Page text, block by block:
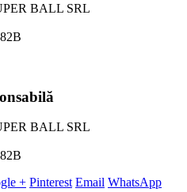
BALL SRL
BALL SRL
+ Pinterest Email WhatsApp